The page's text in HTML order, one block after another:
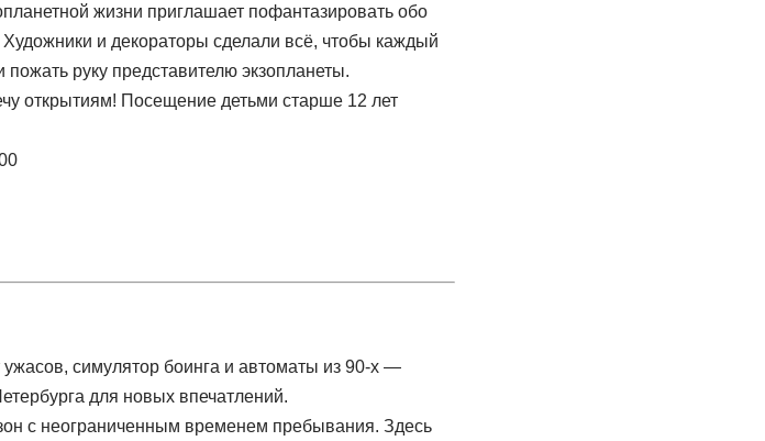
жизни приглашает пофантазировать обо
и декораторы сделали всё, чтобы каждый
руку представителю экзопланеты.
открытиям! Посещение детьми старше 12 лет
с неограниченным временем пребывания. Здесь